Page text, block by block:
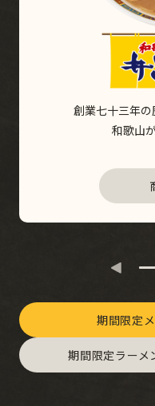
創業七十三年
和歌山
期間限定
期間限定ラーメ